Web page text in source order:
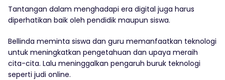
Tantangan dalam menghadapi era digital juga harus
diperhatikan baik oleh pendidik maupun siswa.
Bellinda meminta siswa dan guru memanfaatkan teknologi
untuk meningkatkan pengetahuan dan upaya meraih
cita-cita. Lalu meninggalkan pengaruh buruk teknologi
seperti judi online.